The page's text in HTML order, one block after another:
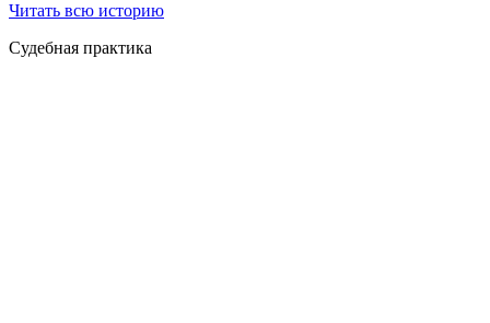
Читать всю историю
Судебная практика